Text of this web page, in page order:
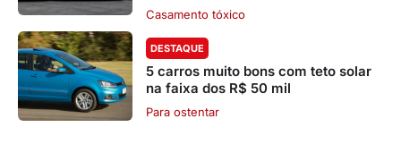
Casamento tóxico
DESTAQUE
5 carros muito bons com teto solar
na faixa dos R$ 50 mil
Para ostentar